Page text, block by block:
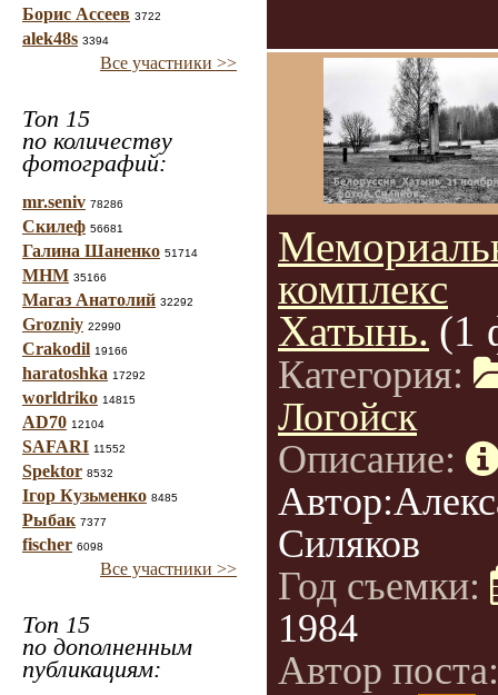
Борис Ассеев 3722
alek48s 3394
Все участники >>
Топ 15
по количеству
фотографий:
mr.seniv 78286
Скилеф 56681
Галина Шаненко 51714
МНМ 35166
Магаз Анатолий 32292
Grozniy 22990
Crakodil 19166
haratoshka 17292
worldriko 14815
AD70 12104
SAFARI 11552
Spektor 8532
Ігор Кузьменко 8485
Рыбак 7377
fischer 6098
Все участники >>
Топ 15
по дополненным
публикациям:
комплекс
Хатынь. (1
Категория:
Логойск
Описание:
Силяков
Год съемки:
1984
Автор